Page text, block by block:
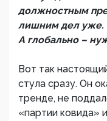
должностным
лишним дел уже.
А глобально –
Вот так
стула сразу. Он
тренде, не
«партии ковида»